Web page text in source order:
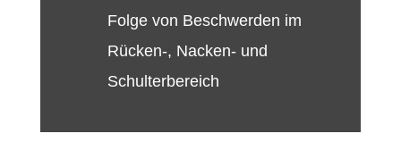
Folge von Beschwerden im
Rücken-, Nacken- und
Schulterbereich